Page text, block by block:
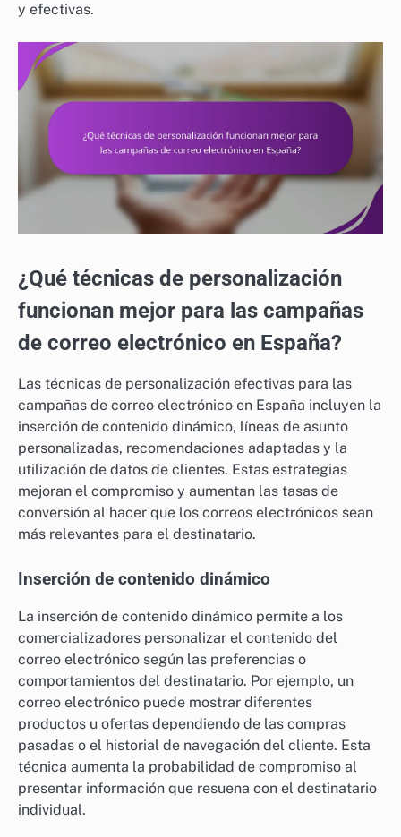
y efectivas.
¿Qué técnicas de personalización
funcionan mejor para las campañas
de correo electrónico en España?
Las técnicas de personalización efectivas para las
campañas de correo electrónico en España incluyen la
inserción de contenido dinámico, líneas de asunto
personalizadas, recomendaciones adaptadas y la
utilización de datos de clientes. Estas estrategias
mejoran el compromiso y aumentan las tasas de
conversión al hacer que los correos electrónicos sean
más relevantes para el destinatario.
Inserción de contenido dinámico
La inserción de contenido dinámico permite a los
comercializadores personalizar el contenido del
correo electrónico según las preferencias o
comportamientos del destinatario. Por ejemplo, un
correo electrónico puede mostrar diferentes
productos u ofertas dependiendo de las compras
pasadas o el historial de navegación del cliente. Esta
técnica aumenta la probabilidad de compromiso al
presentar información que resuena con el destinatario
individual.